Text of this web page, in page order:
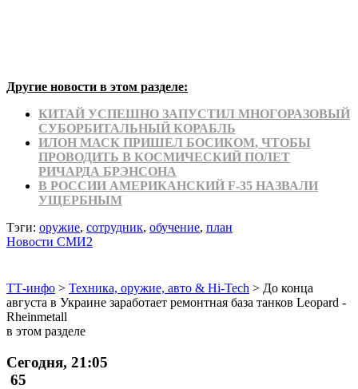
Другие новости в этом разделе:
КИТАЙ УСПЕШНО ЗАПУСТИЛ МНОГОРАЗОВЫЙ
СУБОРБИТАЛЬНЫЙ КОРАБЛЬ
ИЛОН МАСК ПРИШЕЛ БОСИКОМ, ЧТОБЫ
ПРОВОДИТЬ В КОСМИЧЕСКИЙ ПОЛЕТ
РИЧАРДА БРЭНСОНА
В РОССИИ АМЕРИКАНСКИЙ F-35 НАЗВАЛИ
УЩЕРБНЫМ
Тэги: оружие, сотрудник, обучение, план
Новости СМИ2
ТТ-инфо > Техника, оружие, авто & Hi-Tech > До конца
августа в Украине заработает ремонтная база танков Leopard -
Rheinmetall
в этом разделе
Сегодня, 21:05
65